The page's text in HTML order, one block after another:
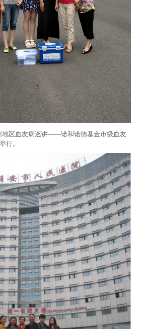
区血友病巡讲——诺和诺德基金市级血友
行。